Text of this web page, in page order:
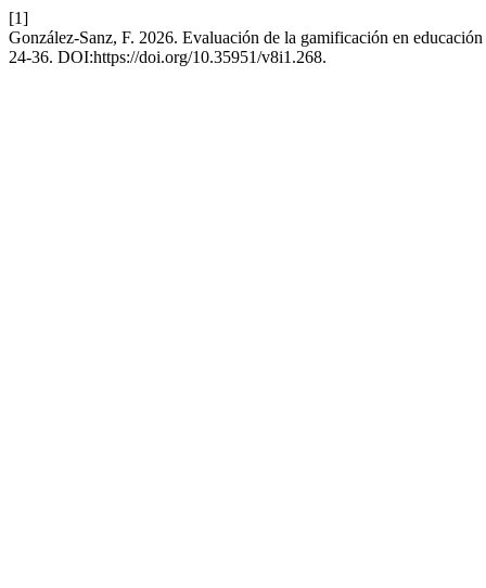
[1]
González-Sanz, F. 2026. Evaluación de la gamificación en
24-36. DOI:https://doi.org/10.35951/v8i1.268.